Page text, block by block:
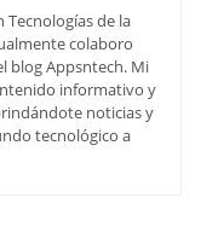
Tecnologías de la
colaboro
blog Appsntech. Mi
informativo y
noticias y
tecnológico a